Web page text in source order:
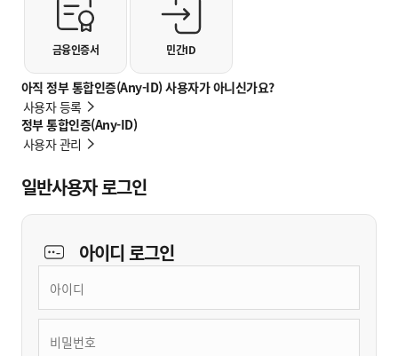
아직 정부 통합인증(Any-ID) 사용자가 아니신가요?
사용자 등록
정부 통합인증(Any-ID)
사용자 관리
금융인증서 민간ID
일반사용자 로그인
아이디로그인